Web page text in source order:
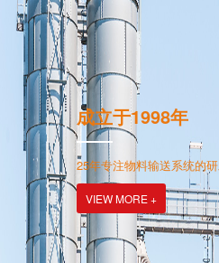
0757-85773493
个
务
售前设计规划，售中制造安装，售
VIEW MORE +
为客户
成立于1998年
25年专注物料输送系统的
VIEW MORE +